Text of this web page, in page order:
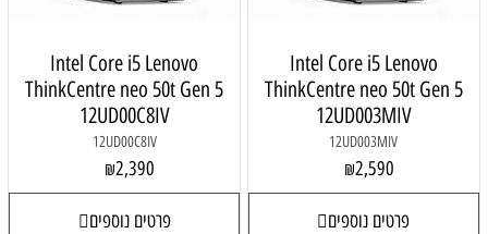
Intel Core i5 Lenovo
ThinkCentre neo 50t Gen 5
12UD003MIV
12UD003MIV
₪2,590
פרטים נוספים
Intel Core i5 Lenovo
ThinkCentre neo 50t Gen 5
12UD00C8IV
12UD00C8IV
₪2,390
פרטים נוספים